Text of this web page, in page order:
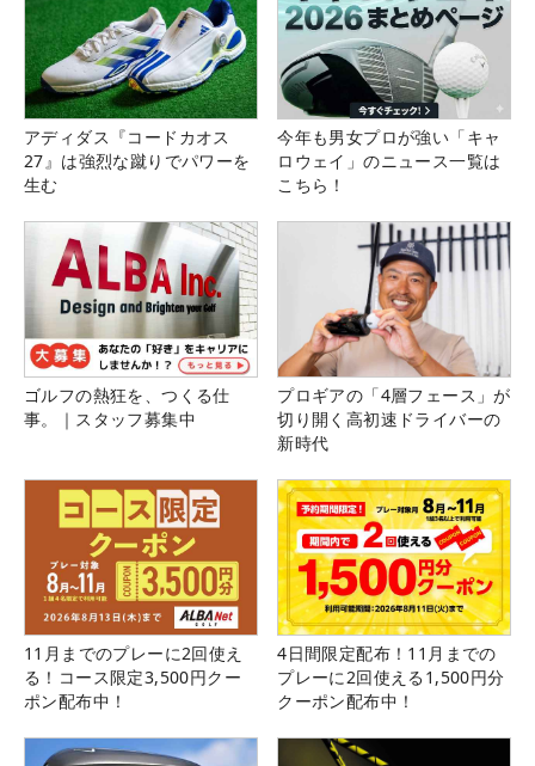
アディダス『コードカオス
27』は強烈な蹴りでパワーを
生む
今年も男女プロが強い「キャ
ロウェイ」のニュース一覧は
こちら！
ゴルフの熱狂を、つくる仕
事。｜スタッフ募集中
プロギアの「4層フェース」が
切り開く高初速ドライバーの
新時代
11月までのプレーに2回使え
る！コース限定3,500円クー
ポン配布中！
4日間限定配布！11月までの
プレーに2回使える1,500円分
クーポン配布中！